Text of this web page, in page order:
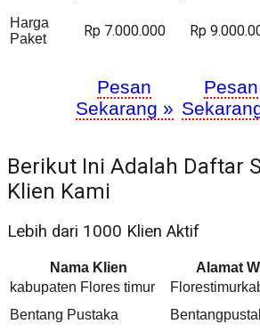
Harga
Paket
Rp 7.000.000 Rp
Pesan
Sekarang »
Pesan
Berikut Ini Adalah Daftar
Klien Kami
Lebih dari 1000 Klien Aktif
Nama Klien Alamat
kabupaten Flores timur
Bentang Pustaka